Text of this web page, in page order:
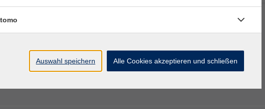
20:30 Uhr
Uhr
Auswahl speichern Alle Cookies akzeptieren und schließen